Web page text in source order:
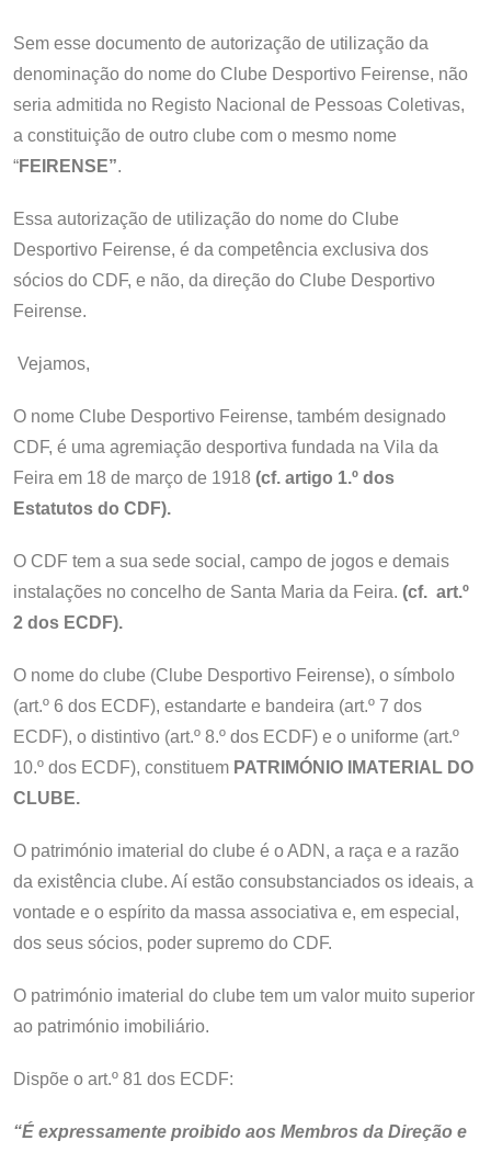
Sem esse documento de autorização de utilização da
denominação do nome do Clube Desportivo Feirense, não
seria admitida no Registo Nacional de Pessoas Coletivas,
a constituição de outro clube com o mesmo nome
“FEIRENSE”.
Essa autorização de utilização do nome do Clube
Desportivo Feirense, é da competência exclusiva dos
sócios do CDF, e não, da direção do Clube Desportivo
Feirense.
Vejamos,
O nome Clube Desportivo Feirense, também designado
CDF, é uma agremiação desportiva fundada na Vila da
Feira em 18 de março de 1918 (cf. artigo 1.º dos
Estatutos do CDF).
O CDF tem a sua sede social, campo de jogos e demais
instalações no concelho de Santa Maria da Feira. (cf. art.º
2 dos ECDF).
O nome do clube (Clube Desportivo Feirense), o símbolo
(art.º 6 dos ECDF), estandarte e bandeira (art.º 7 dos
ECDF), o distintivo (art.º 8.º dos ECDF) e o uniforme (art.º
10.º dos ECDF), constituem PATRIMÓNIO IMATERIAL DO
CLUBE.
O património imaterial do clube é o ADN, a raça e a razão
da existência clube. Aí estão consubstanciados os ideais, a
vontade e o espírito da massa associativa e, em especial,
dos seus sócios, poder supremo do CDF.
O património imaterial do clube tem um valor muito superior
ao património imobiliário.
Dispõe o art.º 81 dos ECDF:
“É expressamente proibido aos Membros da Direção e